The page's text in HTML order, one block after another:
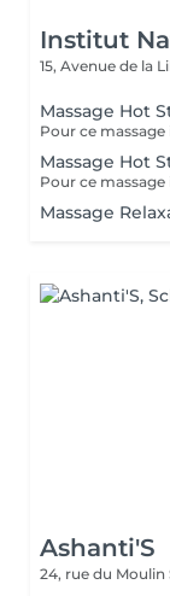
Institut
15, Avenue de la
Massage Hot
Massage Hot
Massage
Ashanti'S
24, rue du Moulin